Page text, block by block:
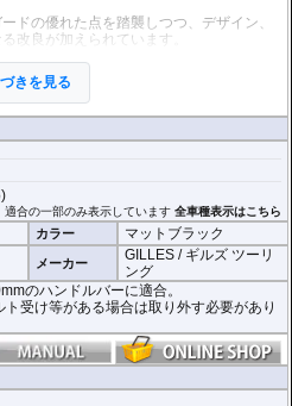
ドの優れた点を踏襲しつつ、デザイン、
改良が加えられています。
で、ブラックハードアルマイト処理を施
度、弾性回復率の優れた結晶性エンジニ
ランスさせることに成功しました。
外側へ5°(先端で約13mm)あり、アジャス
。
車種により形状、デザインが異なる場合
きを見る
適合の一部のみ表示しています全車種表示はこちら
カラー マットブラック
メーカー
GILLES / ギルズ ツーリ
ング
のハンドルバーに適合。
受け等がある場合は取り外す必要があり